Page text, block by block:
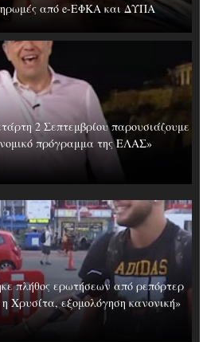
από e-ΕΦΚΑ και ΔΥΠΑ
2 Σεπτεμβρίου παρουσιάζουμε
πρόγραμμα της ΕΛΑΣ»
πλήθος ερωτήσεων από ρεπόρτερ
Χρυσίτα, εξομολόγηση κανονική»